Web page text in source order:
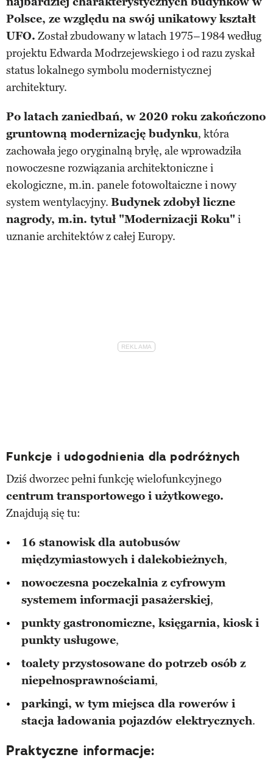
Polsce, ze względu na swój unikatowy kształt
UFO. Został zbudowany w latach 1975–1984 według
projektu Edwarda Modrzejewskiego i od razu zyskał
status lokalnego symbolu modernistycznej
architektury.
Po latach zaniedbań, w 2020 roku zakończono
gruntowną modernizację budynku, która
zachowała jego oryginalną bryłę, ale wprowadziła
nowoczesne rozwiązania architektoniczne i
ekologiczne, m.in. panele fotowoltaiczne i nowy
system wentylacyjny. Budynek zdobył liczne
nagrody, m.in. tytuł "Modernizacji Roku" i
uznanie architektów z całej Europy.
Funkcje i udogodnienia dla podróżnych
Dziś dworzec pełni funkcję wielofunkcyjnego
centrum transportowego i użytkowego.
Znajdują się tu:
16 stanowisk dla autobusów
międzymiastowych i dalekobieżnych,
nowoczesna poczekalnia z cyfrowym
systemem informacji pasażerskiej,
punkty gastronomiczne, księgarnia, kiosk i
punkty usługowe,
toalety przystosowane do potrzeb osób z
niepełnosprawnościami,
parkingi, w tym miejsca dla rowerów i
stacja ładowania pojazdów elektrycznych.
Praktyczne informacje: